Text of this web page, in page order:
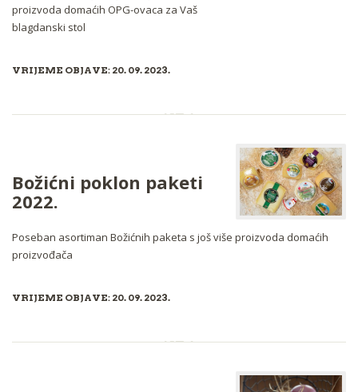
proizvoda domaćih OPG-ovaca za Vaš
blagdanski stol
VRIJEME OBJAVE: 20. 09. 2023.
Božićni poklon paketi
2022.
Poseban asortiman Božićnih paketa s još više proizvoda domaćih
proizvođača
VRIJEME OBJAVE: 20. 09. 2023.